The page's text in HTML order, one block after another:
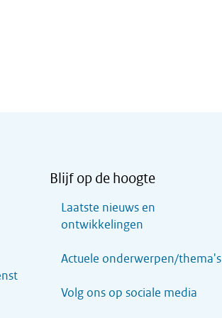
Blijf op de hoogte
Laatste nieuws en
ontwikkelingen
Actuele onderwerpen/thema's
Volg ons op sociale media